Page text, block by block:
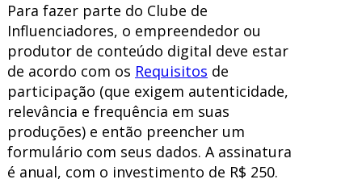
Para fazer parte do Clube de
Influenciadores, o empreendedor ou
produtor de conteúdo digital deve estar
de acordo com os Requisitos de
participação (que exigem autenticidade,
relevância e frequência em suas
produções) e então preencher um
formulário com seus dados. A assinatura
é anual, com o investimento de R$ 250.